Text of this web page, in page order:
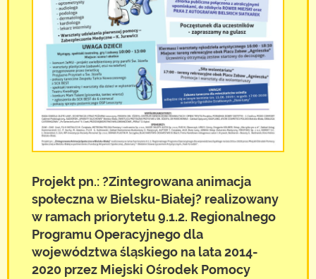
Projekt pn.: ?Zintegrowana animacja
społeczna w Bielsku-Białej? realizowany
w ramach priorytetu 9.1.2. Regionalnego
Programu Operacyjnego dla
województwa śląskiego na lata 2014-
2020 przez Miejski Ośrodek Pomocy